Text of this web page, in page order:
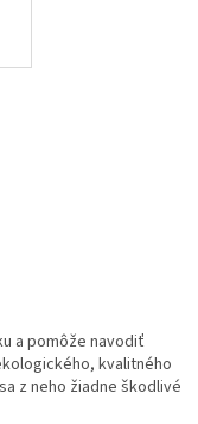
a pomôže navodiť
kvalitného
z neho žiadne škodlivé